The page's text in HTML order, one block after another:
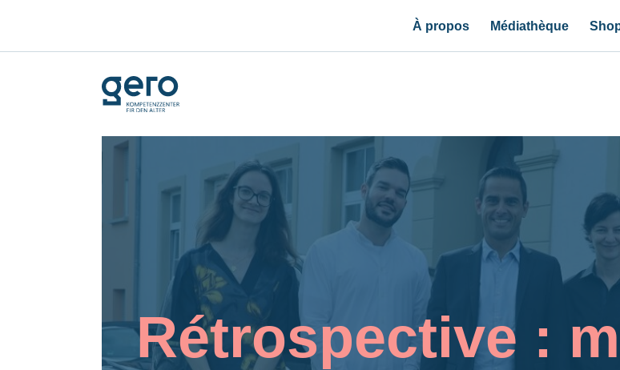
À propos Médiathèque
Rétrospective :